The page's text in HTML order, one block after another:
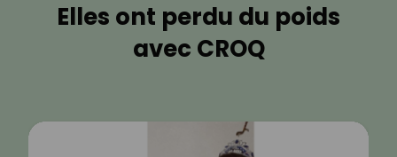
Elles ont perdu du poids
avec CROQ